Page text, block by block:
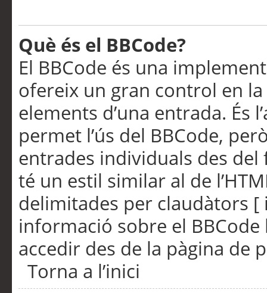
Què és el BBCode?
El BBCode és una
ofereix un gran control en
elements d’una entrada. És
permet l’ús del BBCode,
entrades individuals des
té un estil similar al de
delimitades per claudàtors [
informació sobre el
accedir des de la pàgina de
Torna a l’inici